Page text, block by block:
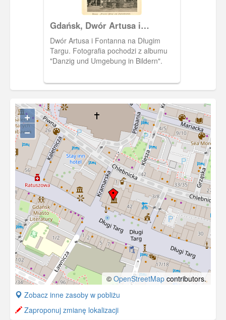
Gdańsk, Dwór Artusa i
Fontanna Neptuna
Dwór Artusa i Fontanna na Długim
Targu. Fotografia pochodzi z albumu
"Danzig und Umgebung in Bildern".
+
−
© OpenStreetMapcontributors.
+
−
Zobacz inne zasoby w pobliżu
Zaproponuj zmianę lokalizacji